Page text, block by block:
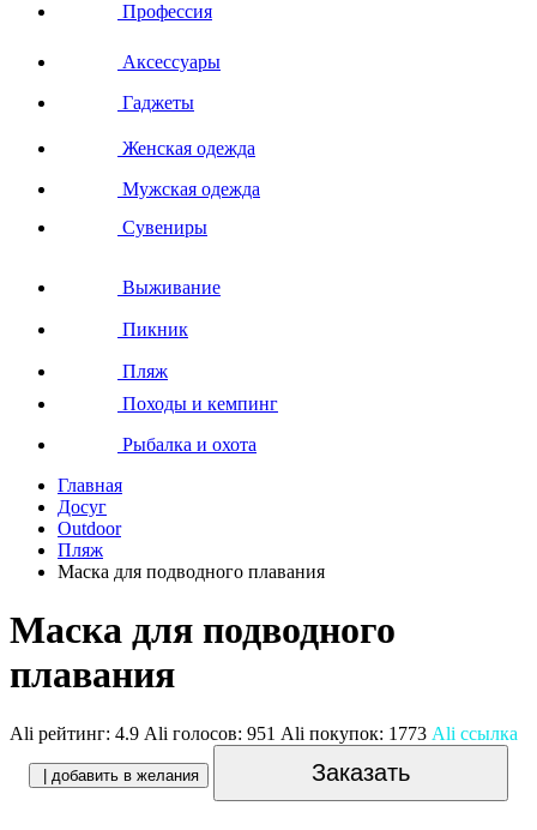
Профессия
Аксессуары
Гаджеты
Женская одежда
Мужская одежда
Сувениры
Выживание
Пикник
Пляж
Походы и кемпинг
Рыбалка и охота
Главная
Досуг
Outdoor
Пляж
Маска для подводного плавания
Маска для подводного
плавания
Ali рейтинг: 4.9 Ali голосов: 951 Ali покупок: 1773 Ali ссылка
| добавить в желания Заказать